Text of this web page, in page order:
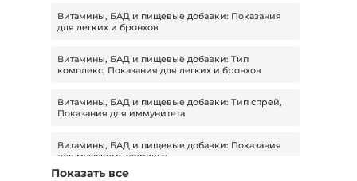
Витамины, БАД и пищевые добавки: Показания
для легких и бронхов
Витамины, БАД и пищевые добавки: Тип
комплекс, Показания для легких и бронхов
Витамины, БАД и пищевые добавки: Тип спрей,
Показания для иммунитета
Витамины, БАД и пищевые добавки: Показания
для мужского здоровья
Показать все